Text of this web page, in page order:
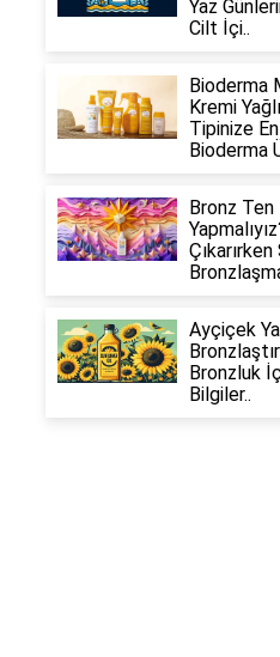
Yaz
Cilt İçi..
Bioderma
Kremi
Tipinize
Bioderma
Bronz Ten
Çıkarırken
Ayçiçek
Bronzluk
Bilgiler..